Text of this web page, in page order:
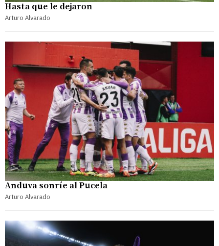
Hasta que le dejaron
Arturo Alvarado
Anduva sonríe al Pucela
Arturo Alvarado